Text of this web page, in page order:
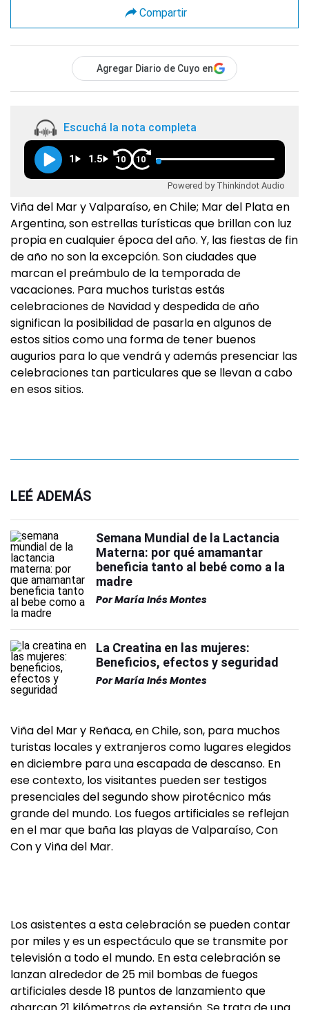
Compartir
Agregar Diario de Cuyo en
Escuchá la nota completa
1 1.5 10 10
Powered by Thinkindot Audio
Viña del Mar y Valparaíso, en Chile; Mar del Plata en
Argentina, son estrellas turísticas que brillan con luz
propia en cualquier época del año. Y, las fiestas de fin
de año no son la excepción. Son ciudades que
marcan el preámbulo de la temporada de
vacaciones. Para muchos turistas estás
celebraciones de Navidad y despedida de año
significan la posibilidad de pasarla en algunos de
estos sitios como una forma de tener buenos
augurios para lo que vendrá y además presenciar las
celebraciones tan particulares que se llevan a cabo
en esos sitios.
LEÉ ADEMÁS
Semana Mundial de la Lactancia
Materna: por qué amamantar
beneficia tanto al bebé como a la
madre
PorMaría Inés Montes
La Creatina en las mujeres:
Beneficios, efectos y seguridad
PorMaría Inés Montes
Viña del Mar y Reñaca, en Chile, son, para muchos
turistas locales y extranjeros como lugares elegidos
en diciembre para una escapada de descanso. En
ese contexto, los visitantes pueden ser testigos
presenciales del segundo show pirotécnico más
grande del mundo. Los fuegos artificiales se reflejan
en el mar que baña las playas de Valparaíso, Con
Con y Viña del Mar.
Los asistentes a esta celebración se pueden contar
por miles y es un espectáculo que se transmite por
televisión a todo el mundo. En esta celebración se
lanzan alrededor de 25 mil bombas de fuegos
artificiales desde 18 puntos de lanzamiento que